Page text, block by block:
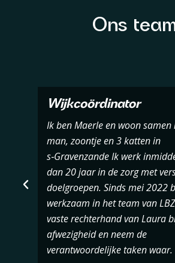
Ons
Wijkcoördinator
Ik ben Maerle en woon
man, zoontje en 3 katten in
s‑Gravenzande Ik werk
dan 20 jaar in de zorg met
doelgroepen. Sinds mei 2022
werkzaam in het team van
vaste rechterhand van Laura
afwezigheid en neem de
verantwoordelijke taken waar.